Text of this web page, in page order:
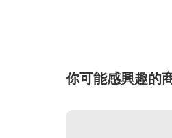
你可能感興趣的